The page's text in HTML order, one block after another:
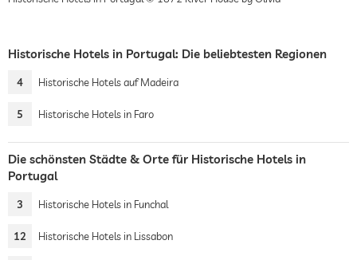
Historische Hotels in Portugal: Die beliebtesten Regionen
4 Historische Hotels auf Madeira
5 Historische Hotels in Faro
Die schönsten Städte & Orte für Historische Hotels in
Portugal
3 Historische Hotels in Funchal
12 Historische Hotels in Lissabon